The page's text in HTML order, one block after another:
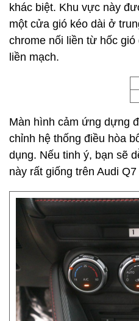
khác biệt. Khu vực này
một cửa gió kéo dài ở
chrome nối liền từ hốc
liền mạch.
Màn hình cảm ứng dựng
chỉnh hệ thống điều hòa
dụng. Nếu tinh ý, bạn sẽ
này rất giống trên Audi